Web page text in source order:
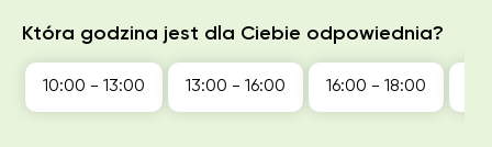
Która godzina jest dla Ciebie odpowiednia?
10:00 - 13:00 13:00 - 16:00 16:00 - 18:00